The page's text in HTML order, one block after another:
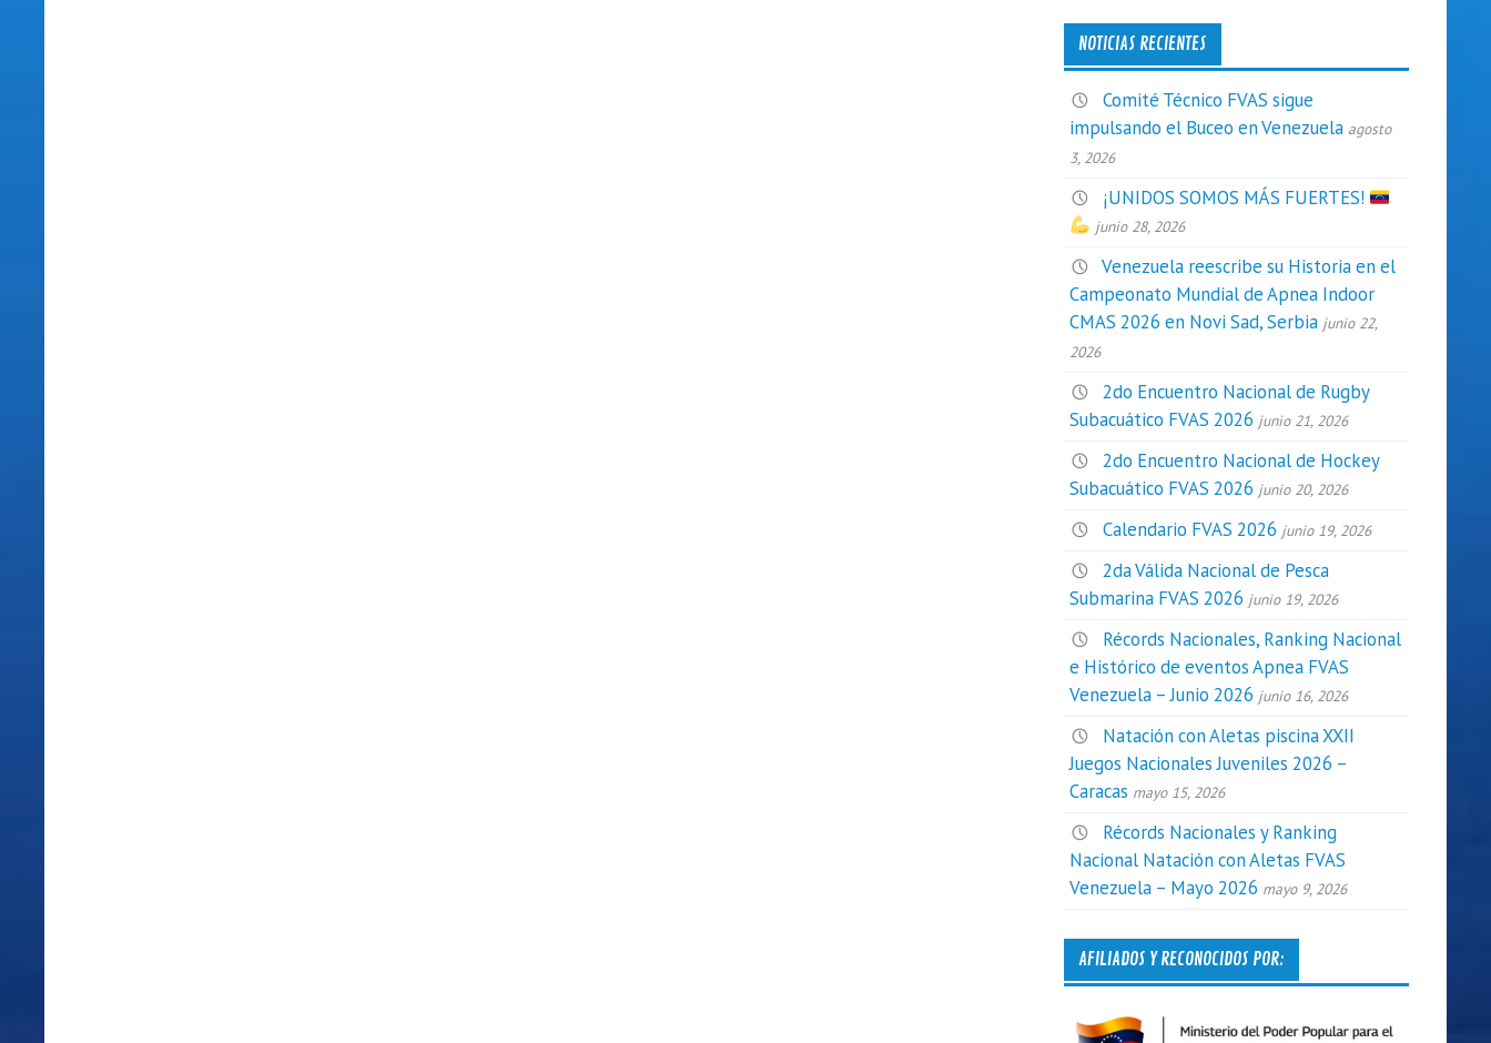
NOTICIAS RECIENTES
Comité Técnico FVAS sigue
impulsando el Buceo en Venezuela agosto
3, 2026
¡UNIDOS SOMOS MÁS FUERTES!
junio 28, 2026
Venezuela reescribe su Historia en el
Campeonato Mundial de Apnea Indoor
CMAS 2026 en Novi Sad, Serbia junio 22,
2026
2do Encuentro Nacional de Rugby
Subacuático FVAS 2026 junio 21, 2026
2do Encuentro Nacional de Hockey
Subacuático FVAS 2026 junio 20, 2026
Calendario FVAS 2026 junio 19, 2026
2da Válida Nacional de Pesca
Submarina FVAS 2026 junio 19, 2026
Récords Nacionales, Ranking Nacional
e Histórico de eventos Apnea FVAS
Venezuela – Junio 2026 junio 16, 2026
Natación con Aletas piscina XXII
Juegos Nacionales Juveniles 2026 –
Caracas mayo 15, 2026
Récords Nacionales y Ranking
Nacional Natación con Aletas FVAS
Venezuela – Mayo 2026 mayo 9, 2026
AFILIADOS Y RECONOCIDOS POR: